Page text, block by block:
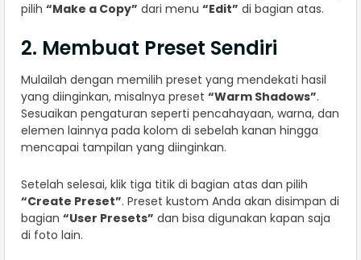
pilih “Make a Copy” dari menu “Edit” di bagian atas.
2. Membuat Preset Sendiri
Mulailah dengan memilih preset yang mendekati hasil
yang diinginkan, misalnya preset “Warm Shadows”.
Sesuaikan pengaturan seperti pencahayaan, warna, dan
elemen lainnya pada kolom di sebelah kanan hingga
mencapai tampilan yang diinginkan.
Setelah selesai, klik tiga titik di bagian atas dan pilih
“Create Preset”. Preset kustom Anda akan disimpan di
bagian “User Presets” dan bisa digunakan kapan saja
di foto lain.